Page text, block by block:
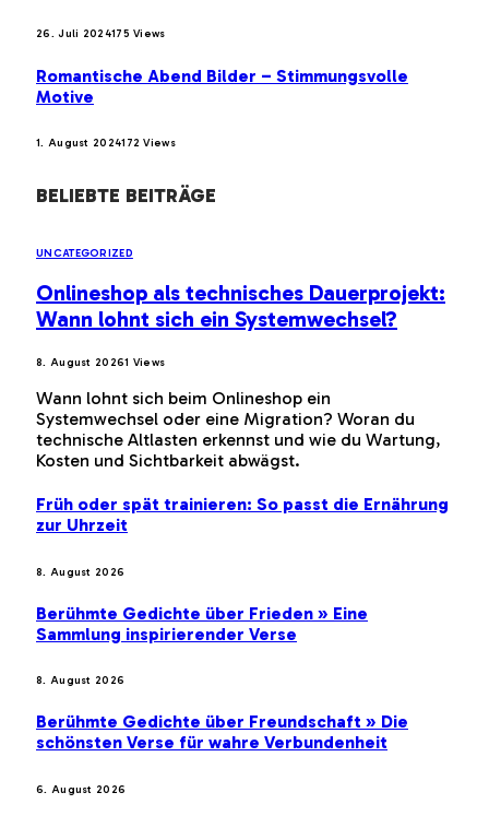
26. Juli 2024175Views
Romantische Abend Bilder – Stimmungsvolle
Motive
1. August 2024172Views
BELIEBTE BEITRÄGE
UNCATEGORIZED
Onlineshop als technisches Dauerprojekt:
Wann lohnt sich ein Systemwechsel?
8. August 20261 Views
Wann lohnt sich beim Onlineshop ein
Systemwechsel oder eine Migration? Woran du
technische Altlasten erkennst und wie du Wartung,
Kosten und Sichtbarkeit abwägst.
Früh oder spät trainieren: So passt die Ernährung
zur Uhrzeit
8. August 2026
Berühmte Gedichte über Frieden » Eine
Sammlung inspirierender Verse
8. August 2026
Berühmte Gedichte über Freundschaft » Die
schönsten Verse für wahre Verbundenheit
6. August 2026